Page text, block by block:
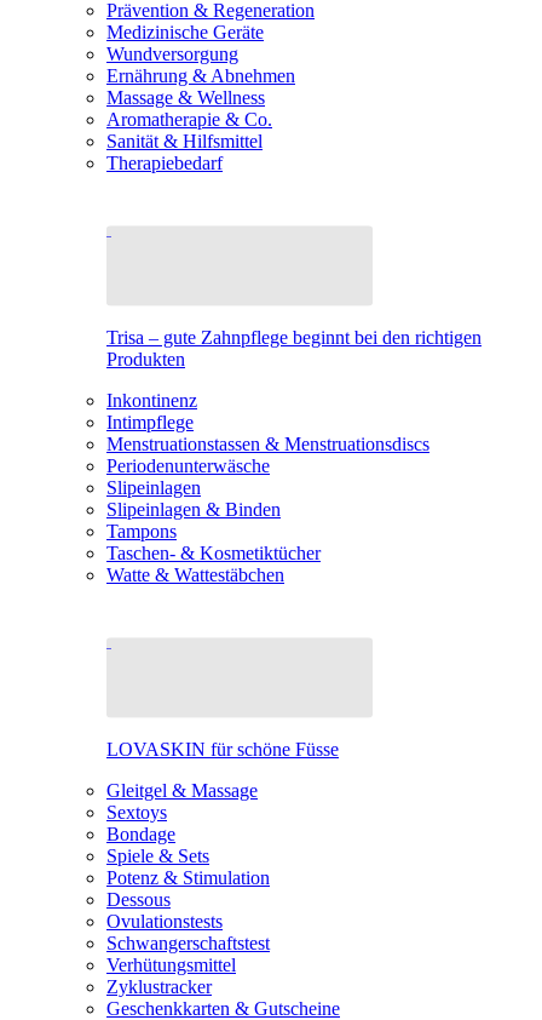
Prävention & Regeneration
Medizinische Geräte
Wundversorgung
Ernährung & Abnehmen
Massage & Wellness
Aromatherapie & Co.
Sanität & Hilfsmittel
Therapiebedarf
Trisa – gute Zahnpflege beginnt bei den richtigen
Produkten
Inkontinenz
Intimpflege
Menstruationstassen & Menstruationsdiscs
Periodenunterwäsche
Slipeinlagen
Slipeinlagen & Binden
Tampons
Taschen- & Kosmetiktücher
Watte & Wattestäbchen
LOVASKIN für schöne Füsse
Gleitgel & Massage
Sextoys
Bondage
Spiele & Sets
Potenz & Stimulation
Dessous
Ovulationstests
Schwangerschaftstest
Verhütungsmittel
Zyklustracker
Geschenkkarten & Gutscheine